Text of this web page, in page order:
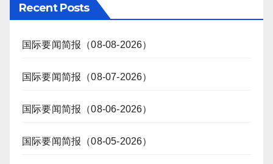
Recent Posts
国际要闻简报（08-08-2026）
国际要闻简报（08-07-2026）
国际要闻简报（08-06-2026）
国际要闻简报（08-05-2026）